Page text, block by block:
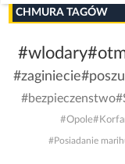
CHMURA TAGÓW
#wlodary
#zaginiecie
#bezpieczenstwo
#Opole
#Posiadanie